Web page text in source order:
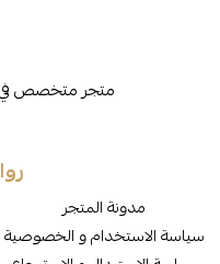
متجر متخصص في
مدونة المتجر
سياسة الاستخدام و الخصوصية